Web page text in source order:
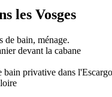
les Vosges
de bain, ménage.
devant la cabane
bain privative dans